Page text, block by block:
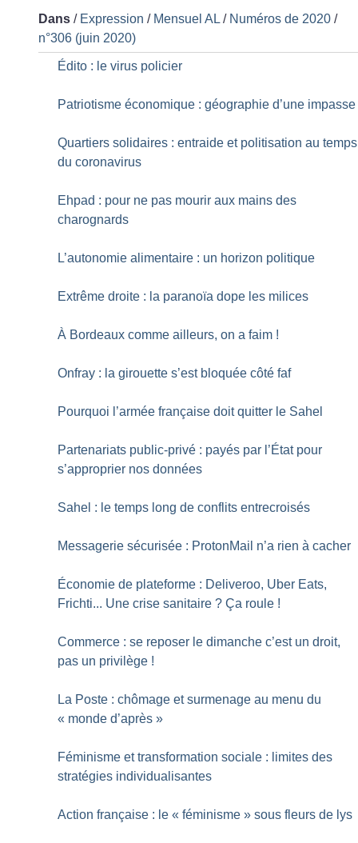
Dans / Expression / Mensuel AL / Numéros de 2020 /
n°306 (juin 2020)
Édito : le virus policier
Patriotisme économique : géographie d’une impasse
Quartiers solidaires : entraide et politisation au temps
du coronavirus
Ehpad : pour ne pas mourir aux mains des
charognards
L’autonomie alimentaire : un horizon politique
Extrême droite : la paranoïa dope les milices
À Bordeaux comme ailleurs, on a faim !
Onfray : la girouette s’est bloquée côté faf
Pourquoi l’armée française doit quitter le Sahel
Partenariats public-privé : payés par l’État pour
s’approprier nos données
Sahel : le temps long de conflits entrecroisés
Messagerie sécurisée : ProtonMail n’a rien à cacher
Économie de plateforme : Deliveroo, Uber Eats,
Frichti... Une crise sanitaire ? Ça roule !
Commerce : se reposer le dimanche c’est un droit,
pas un privilège !
La Poste : chômage et surmenage au menu du
« monde d’après »
Féminisme et transformation sociale : limites des
stratégies individualisantes
Action française : le « féminisme » sous fleurs de lys